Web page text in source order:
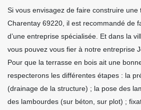
Si vous envisagez de faire construire une
Charentay 69220, il est recommandé de
d’une entreprise spécialisée. Et dans la
vous pouvez vous fier à notre entreprise
Pour que la terrasse en bois ait une
respecterons les différentes étapes : la
(drainage de la structure) ; la pose des
des lambourdes (sur béton, sur plot) ;